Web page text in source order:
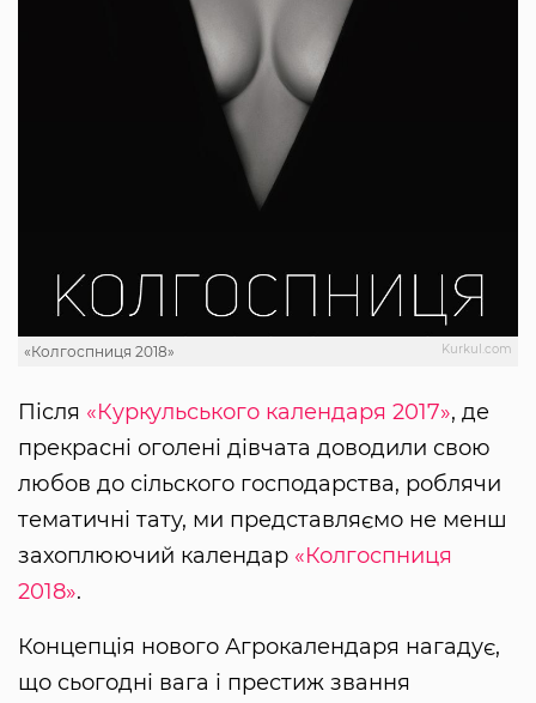
Kurkul.com
«Колгоспниця 2018»
Після «Куркульського календаря 2017», де
прекрасні оголені дівчата доводили свою
любов до сільского господарства, роблячи
тематичні тату, ми представляємо не менш
захоплюючий календар «Колгоспниця
2018».
Концепція нового Агрокалендаря нагадує,
що сьогодні вага і престиж звання